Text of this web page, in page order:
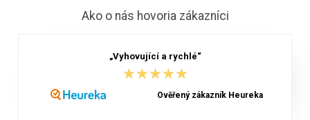
Ako o nás hovoria zákazníci
„Vyhovující a rychlé“
★★★★★
★★★★★
Ověřený zákazník Heureka